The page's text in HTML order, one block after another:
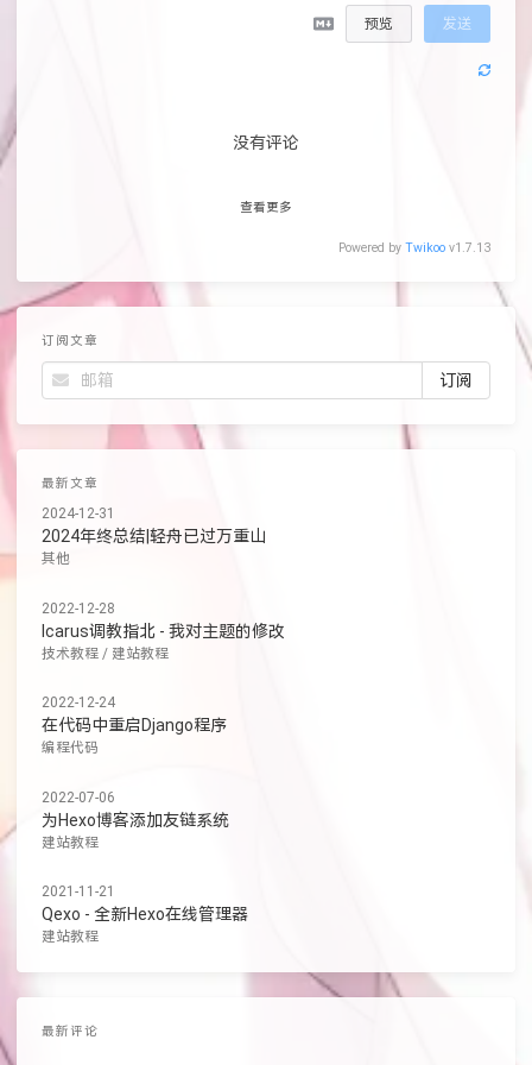
预览 发送
没有评论
查看更多
Powered by Twikoo v1.7.13
订阅文章
最新文章
2024-12-31
2024年终总结|轻舟已过万重山
其他
2022-12-28
Icarus调教指北 - 我对主题的修改
技术教程 / 建站教程
2022-12-24
在代码中重启Django程序
编程代码
2022-07-06
为Hexo博客添加友链系统
建站教程
2021-11-21
Qexo - 全新Hexo在线管理器
建站教程
最新评论